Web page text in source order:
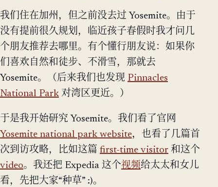
我们住在加州，但之前没去过 Yosemite。由于
没有提前很久规划，临近孩子春假时我才问几
个朋友推荐去哪里。有个懂行朋友说：如果你
们喜欢自然和徒步、不滑雪，那就去
Yosemite。（后来我们也发现 Pinnacles
National Park 对湾区更近。）
于是我开始研究 Yosemite。我们看了官网
Yosemite national park website，也看了几篇首
次到访攻略，比如这篇 first-time visitor 和这个
video。我还把 Expedia 这个视频给太太和女儿
看，先把大家“种草” :)。